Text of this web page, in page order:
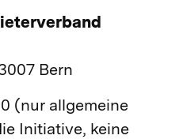
Bern
(nur allgemeine
Initiative, keine